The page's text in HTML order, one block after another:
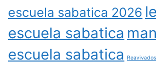
escuela sabatica 2026
escuela sabatica
escuela sabatica